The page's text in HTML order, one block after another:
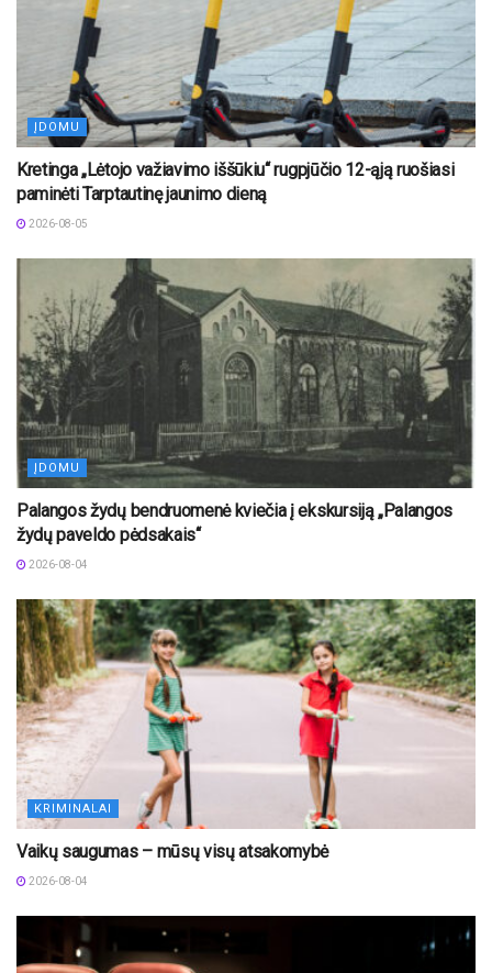
ĮDOMU
Kretinga „Lėtojo važiavimo iššūkiu“ rugpjūčio 12-ąją ruošiasi
paminėti Tarptautinę jaunimo dieną
2026-08-05
ĮDOMU
Palangos žydų bendruomenė kviečia į ekskursiją „Palangos
žydų paveldo pėdsakais“
2026-08-04
KRIMINALAI
Vaikų saugumas – mūsų visų atsakomybė
2026-08-04